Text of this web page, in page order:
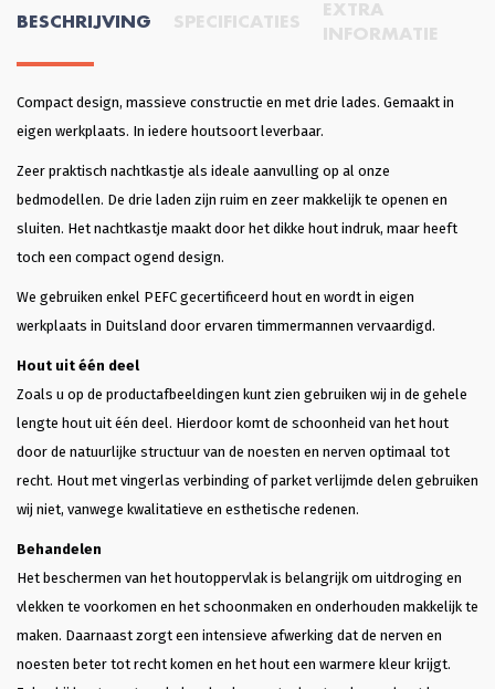
BESCHRIJVING SPECIFICATIES
EXTRA
INFORMATIE
Compact design, massieve constructie en met drie lades. Gemaakt in
eigen werkplaats. In iedere houtsoort leverbaar.
Zeer praktisch nachtkastje als ideale aanvulling op al onze
bedmodellen. De drie laden zijn ruim en zeer makkelijk te openen en
sluiten. Het nachtkastje maakt door het dikke hout indruk, maar heeft
toch een compact ogend design.
We gebruiken enkel PEFC gecertificeerd hout en wordt in eigen
werkplaats in Duitsland door ervaren timmermannen vervaardigd.
Hout uit één deel
Zoals u op de productafbeeldingen kunt zien gebruiken wij in de gehele
lengte hout uit één deel. Hierdoor komt de schoonheid van het hout
door de natuurlijke structuur van de noesten en nerven optimaal tot
recht. Hout met vingerlas verbinding of parket verlijmde delen gebruiken
wij niet, vanwege kwalitatieve en esthetische redenen.
Behandelen
Het beschermen van het houtoppervlak is belangrijk om uitdroging en
vlekken te voorkomen en het schoonmaken en onderhouden makkelijk te
maken. Daarnaast zorgt een intensieve afwerking dat de nerven en
noesten beter tot recht komen en het hout een warmere kleur krijgt.